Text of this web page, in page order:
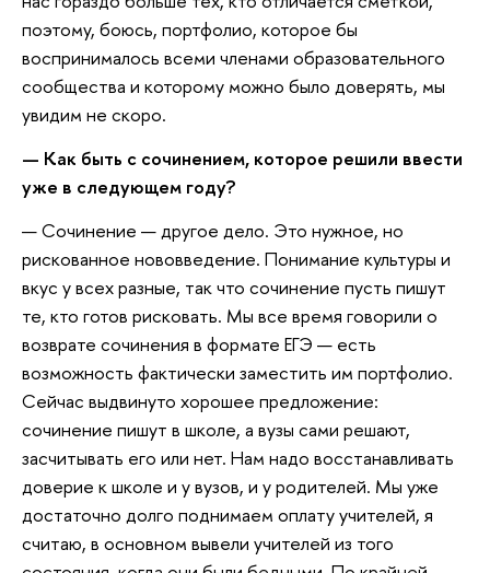
поэтому, боюсь, портфолио, которое бы
воспринималось всеми членами образовательного
сообщества и которому можно было доверять, мы
увидим не скоро.
— Как быть с сочинением, которое решили ввести
уже в следующем году?
— Сочинение — другое дело. Это нужное, но
рискованное нововведение. Понимание культуры и
вкус у всех разные, так что сочинение пусть пишут
те, кто готов рисковать. Мы все время говорили о
возврате сочинения в формате ЕГЭ — есть
возможность фактически заместить им портфолио.
Сейчас выдвинуто хорошее предложение:
сочинение пишут в школе, а вузы сами решают,
засчитывать его или нет. Нам надо восстанавливать
доверие к школе и у вузов, и у родителей. Мы уже
достаточно долго поднимаем оплату учителей, я
считаю, в основном вывели учителей из того